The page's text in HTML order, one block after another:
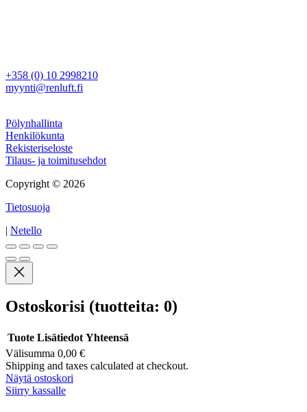
+358 (0) 10 2998210
myynti@renluft.fi
Pölynhallinta
Henkilökunta
Rekisteriseloste
Tilaus- ja toimitusehdot
Copyright © 2026
Tietosuoja
| Netello
Ostoskorisi (tuotteita: 0)
Tuotteet
ostoskorissa
Tuote Lisätiedot Yhteensä
Välisumma 0,00 €
Shipping and taxes calculated at checkout.
Näytä ostoskori
Siirry kassalle